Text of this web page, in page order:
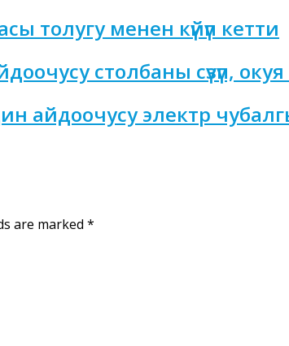
толугу менен күйүп кетти
столбаны сүзүп,
айдоочусу электр
are marked *